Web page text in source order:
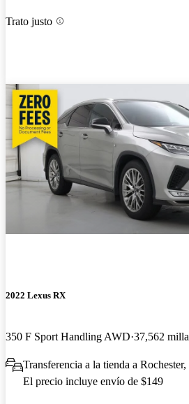
Trato justo
2022 Lexus RX
350 F Sport Handling AWD 37,562
Transferencia a la tienda a
El precio incluye envío de $149